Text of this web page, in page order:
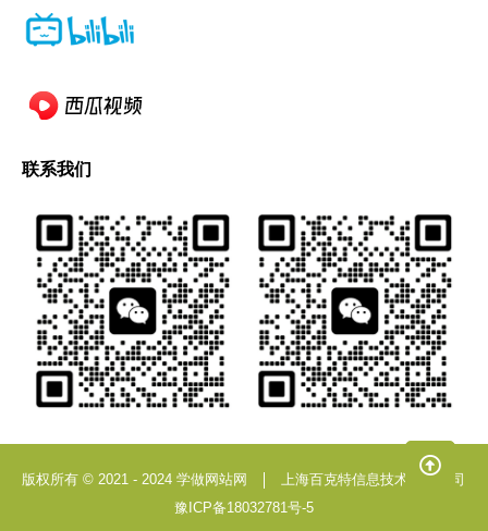
联系我们
版权所有 © 2021 - 2024 学做网站网
上海百克特信息技术有限公司
豫ICP备18032781号-5